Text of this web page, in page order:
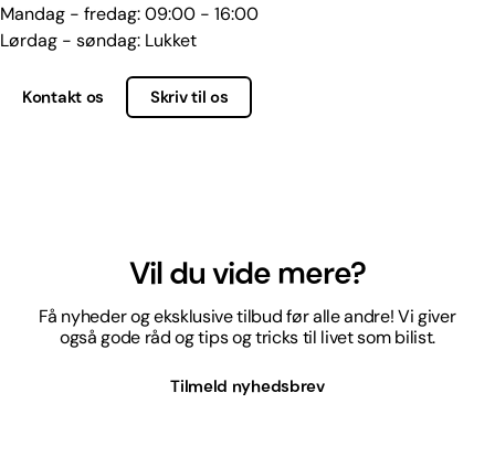
Mandag - fredag: 09:00 - 16:00
Lørdag - søndag: Lukket
Kontakt os Skriv til os
Vil du vide mere?
Få nyheder og eksklusive tilbud før alle andre! Vi giver
også gode råd og tips og tricks til livet som bilist.
Tilmeld nyhedsbrev